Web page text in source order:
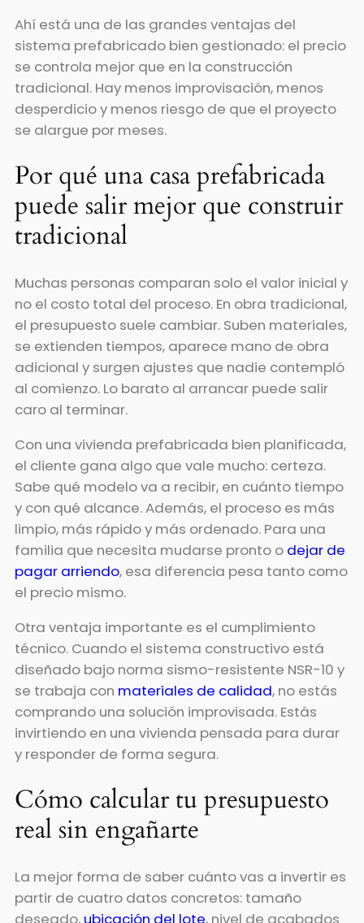
Ahí está una de las grandes ventajas del
sistema prefabricado bien gestionado: el precio
se controla mejor que en la construcción
tradicional. Hay menos improvisación, menos
desperdicio y menos riesgo de que el proyecto
se alargue por meses.
Por qué una casa prefabricada
puede salir mejor que construir
tradicional
Muchas personas comparan solo el valor inicial y
no el costo total del proceso. En obra tradicional,
el presupuesto suele cambiar. Suben materiales,
se extienden tiempos, aparece mano de obra
adicional y surgen ajustes que nadie contempló
al comienzo. Lo barato al arrancar puede salir
caro al terminar.
Con una vivienda prefabricada bien planificada,
el cliente gana algo que vale mucho: certeza.
Sabe qué modelo va a recibir, en cuánto tiempo
y con qué alcance. Además, el proceso es más
limpio, más rápido y más ordenado. Para una
familia que necesita mudarse pronto o dejar de
pagar arriendo, esa diferencia pesa tanto como
el precio mismo.
Otra ventaja importante es el cumplimiento
técnico. Cuando el sistema constructivo está
diseñado bajo norma sismo-resistente NSR-10 y
se trabaja con materiales de calidad, no estás
comprando una solución improvisada. Estás
invirtiendo en una vivienda pensada para durar
y responder de forma segura.
Cómo calcular tu presupuesto
real sin engañarte
La mejor forma de saber cuánto vas a invertir es
partir de cuatro datos concretos: tamaño
deseado, ubicación del lote, nivel de acabados